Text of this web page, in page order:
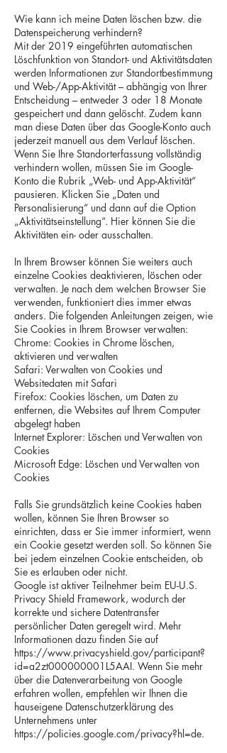
Wie kann ich meine Daten löschen bzw. die
Datenspeicherung verhindern?
Mit der 2019 eingeführten automatischen
Löschfunktion von Standort- und Aktivitätsdaten
werden Informationen zur Standortbestimmung
und Web-/App-Aktivität – abhängig von Ihrer
Entscheidung – entweder 3 oder 18 Monate
gespeichert und dann gelöscht. Zudem kann
man diese Daten über das Google-Konto auch
jederzeit manuell aus dem Verlauf löschen.
Wenn Sie Ihre Standorterfassung vollständig
verhindern wollen, müssen Sie im Google-
Konto die Rubrik „Web- und App-Aktivität“
pausieren. Klicken Sie „Daten und
Personalisierung“ und dann auf die Option
„Aktivitätseinstellung“. Hier können Sie die
Aktivitäten ein- oder ausschalten.
In Ihrem Browser können Sie weiters auch
einzelne Cookies deaktivieren, löschen oder
verwalten. Je nach dem welchen Browser Sie
verwenden, funktioniert dies immer etwas
anders. Die folgenden Anleitungen zeigen, wie
Sie Cookies in Ihrem Browser verwalten:
Chrome: Cookies in Chrome löschen,
aktivieren und verwalten
Safari: Verwalten von Cookies und
Websitedaten mit Safari
Firefox: Cookies löschen, um Daten zu
entfernen, die Websites auf Ihrem Computer
abgelegt haben
Internet Explorer: Löschen und Verwalten von
Cookies
Microsoft Edge: Löschen und Verwalten von
Cookies
Falls Sie grundsätzlich keine Cookies haben
wollen, können Sie Ihren Browser so
einrichten, dass er Sie immer informiert, wenn
ein Cookie gesetzt werden soll. So können Sie
bei jedem einzelnen Cookie entscheiden, ob
Sie es erlauben oder nicht.
Google ist aktiver Teilnehmer beim EU-U.S.
Privacy Shield Framework, wodurch der
korrekte und sichere Datentransfer
persönlicher Daten geregelt wird. Mehr
Informationen dazu finden Sie auf
https://www.privacyshield.gov/participant?
id=a2zt000000001L5AAI. Wenn Sie mehr
über die Datenverarbeitung von Google
erfahren wollen, empfehlen wir Ihnen die
hauseigene Datenschutzerklärung des
Unternehmens unter
https://policies.google.com/privacy?hl=de.